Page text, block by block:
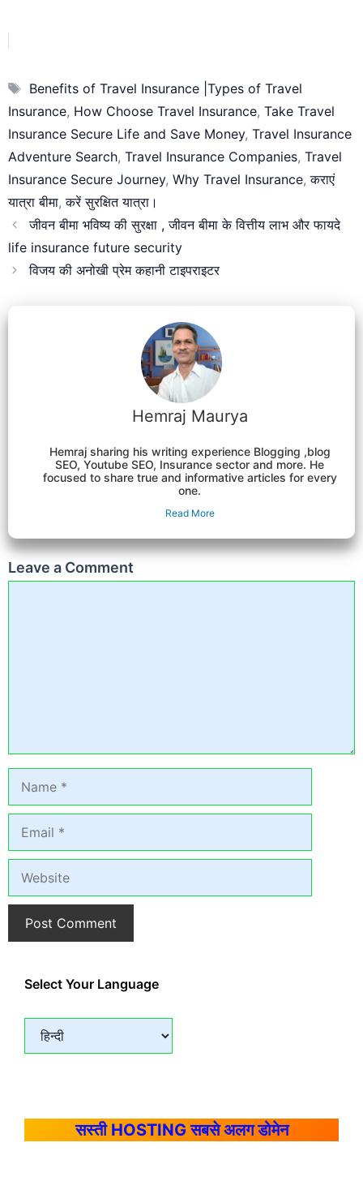
Tags
Benefits of Travel Insurance |Types of Travel
Insurance, How Choose Travel Insurance, Take Travel
Insurance Secure Life and Save Money, Travel Insurance
Adventure Search, Travel Insurance Companies, Travel
Insurance Secure Journey, Why Travel Insurance,कराएं
यात्रा बीमा,करें सुरक्षित यात्रा।
जीवन बीमा भविष्य की सुरक्षा , जीवन बीमा के वित्तीय लाभ और फायदे
life insurance future security
विजय की अनोखी प्रेम कहानी टाइपराइटर
Hemraj Maurya
Hemraj sharing his writing experience Blogging ,blog
SEO, Youtube SEO, Insurance sector and more. He
focused to share true and informative articles for every
one.
Read More
Leave a Comment
Select Your Language
सस्ती HOSTING सबसे अलग डोमेन